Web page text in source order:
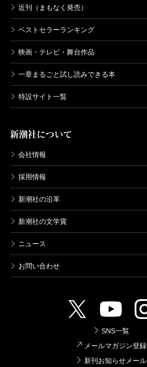
近刊（まもなく発売）
ベストセラーランキング
映画・テレビ・舞台作品
一章まるごと試し読みできる本
特設サイト一覧
新潮社について
会社情報
採用情報
新潮社の沿革
新潮社の文学賞
ニュース
お問い合わせ
SNS一覧
メールマガジン登録
新刊お知らせメール